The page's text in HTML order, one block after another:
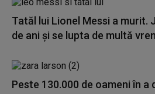
Tatăl lui Lionel Messi a murit.
de ani și se lupta de multă
Peste 130.000 de oameni în a